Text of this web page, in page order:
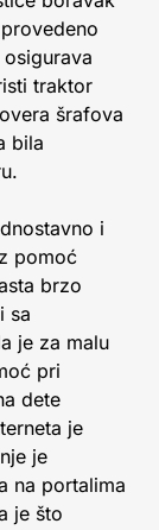
traktor
šrafova
bila
i
pomoć
brzo
sa
je za malu
pri
dete
je
je
na portalima
je što